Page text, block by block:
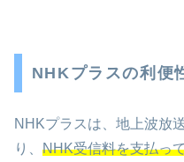
NHKプラスの利便
NHKプラスは、地上波放
り、 NHK受信料を支払っ